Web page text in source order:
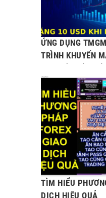
ỨNG DỤNG
TRÌNH KHUYẾN
TÌM HIỂU
DỊCH HIỆU QUẢ